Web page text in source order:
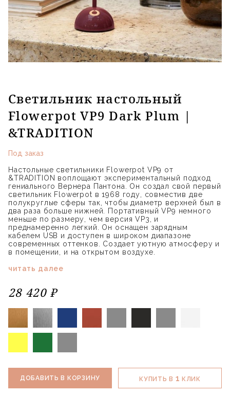
Светильник настольный
Flowerpot VP9 Dark Plum |
&TRADITION
Под заказ
Настольные светильники Flowerpot VP9 от
&TRADITION воплощают экспериментальный подход
гениального Вернера Пантона. Он создал свой первый
светильник Flowerpot в 1968 году, совместив две
полукруглые сферы так, чтобы диаметр верхней был в
два раза больше нижней. Портативный VP9 немного
меньше по размеру, чем версия VP3, и
преднамеренно легкий. Он оснащен зарядным
кабелем USB и доступен в широком диапазоне
современных оттенков. Создает уютную атмосферу и
в помещении, и на открытом воздухе.
читать далее
28 420 ₽
ДОБАВИТЬ В КОРЗИНУ КУПИТЬ В 1 КЛИК